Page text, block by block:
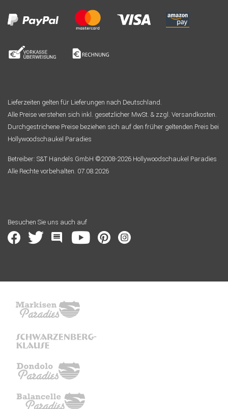
Lieferzeiten gelten für Lieferungen nach Deutschland.
Alle Preise verstehen sich inkl. gesetzlicher MwSt. & zzgl. Versandkosten.
Durchgestrichene Preise beziehen sich auf den früher geltenden Preis bei
Hollywoodschaukel Paradies
Betreiber: S&T Handels GmbH ©2008-2026 Hollywoodschaukel Paradies
Alle Rechte vorbehalten. 07.08.2026
Besuchen Sie uns auch auf